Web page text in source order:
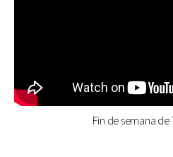
Fin de semana